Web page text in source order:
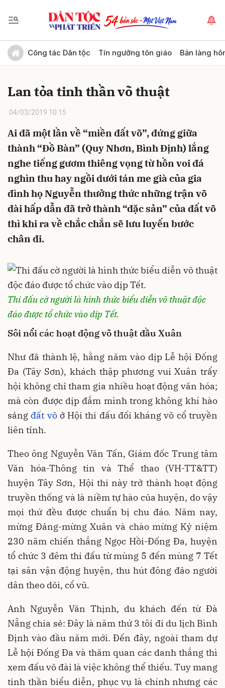
Công tác Dân tộc Tín ngưỡng tôn giáo Bản làng
Lan tỏa tinh thần võ thuật
04/03/2019 10:15
Ai đã một lần về “miền đất võ”, đứng giữa
thành “Đồ Bàn” (Quy Nhơn, Bình Định) lắng
nghe tiếng gươm thiêng vọng từ hồn voi đá
nghìn thu hay ngồi dưới tán me già của gia
đình họ Nguyễn thưởng thức những trận võ
đài hấp dẫn đã trở thành “đặc sản” của đất võ
thì khi ra về chắc chắn sẽ lưu luyến bước
chân đi.
Thi đấu cờ người là hình thức biểu diễn võ thuật độc
đáo được tổ chức vào dịp Tết.
Sôi nổi các hoạt động võ thuật đầu Xuân
Như đã thành lệ, hằng năm vào dịp Lễ hội Đống
Đa (Tây Sơn), khách thập phương vui Xuân trẩy
hội không chỉ tham gia nhiều hoạt động văn hóa;
mà còn được dịp đắm mình trong không khí hào
sảng đất võở Hội thi đấu đối kháng võ cổ truyền
liên tỉnh.
Theo ông Nguyễn Văn Tấn, Giám đốc Trung tâm
Văn hóa-Thông tin và Thể thao (VH-TT&TT)
huyện Tây Sơn, Hội thi này trở thành hoạt động
truyền thống và là niềm tự hào của huyện, do vậy
mọi thứ đều được chuẩn bị chu đáo. Năm nay,
mừng Đảng-mừng Xuân và chào mừng Kỷ niệm
230 năm chiến thắng Ngọc Hồi-Đống Đa, huyện
tổ chức 3 đêm thi đấu từ mùng 5 đến mùng 7 Tết
tại sân vận động huyện, thu hút đông đảo người
dân theo dõi, cổ vũ.
Anh Nguyễn Văn Thịnh, du khách đến từ Đà
Nẵng chia sẻ: Đây là năm thứ 3 tôi đi du lịch Bình
Định vào đầu năm mới. Đến đây, ngoài tham dự
Lễ hội Đống Đa và thăm quan các danh thắng thì
xem đấu võ đài là việc không thể thiếu. Tuy mang
tinh thần biểu diễn, phục vụ là chính nhưng các
Gửi bình luận
Hủy Gửi